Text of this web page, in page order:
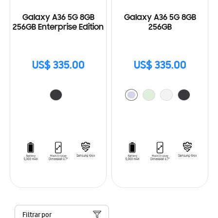
Galaxy A36 5G 8GB
256GB Enterprise Edition
US$ 335.00
Galaxy A36 5G 8GB
256GB
US$ 335.00
Filtrar por